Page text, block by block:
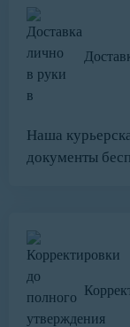
Наша
документы